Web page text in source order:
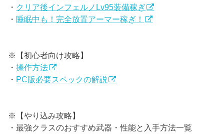
・ クリア後インフェルノLv95装備稼ぎ
・睡眠中も！完全放置アーマー稼ぎ！
※【初心者向け攻略】
・操作方法
・ PC版必要スペックの解説
※【やり込み攻略】
・最強クラスのおすすめ武器・性能と入手方法一覧